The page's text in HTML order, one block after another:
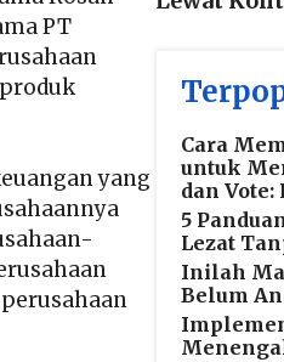
PT
yang
Cara
untuk
dan
5
Lezat
Inilah
Belum